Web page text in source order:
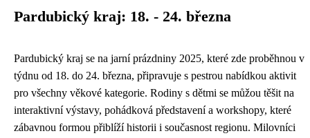
Pardubický kraj: 18. - 24. března
Pardubický kraj se na jarní prázdniny 2025, které zde proběhnou v
týdnu od 18. do 24. března, připravuje s pestrou nabídkou aktivit
pro všechny věkové kategorie. Rodiny s dětmi se můžou těšit na
interaktivní výstavy, pohádková představení a workshopy, které
zábavnou formou přiblíží historii i současnost regionu. Milovníci